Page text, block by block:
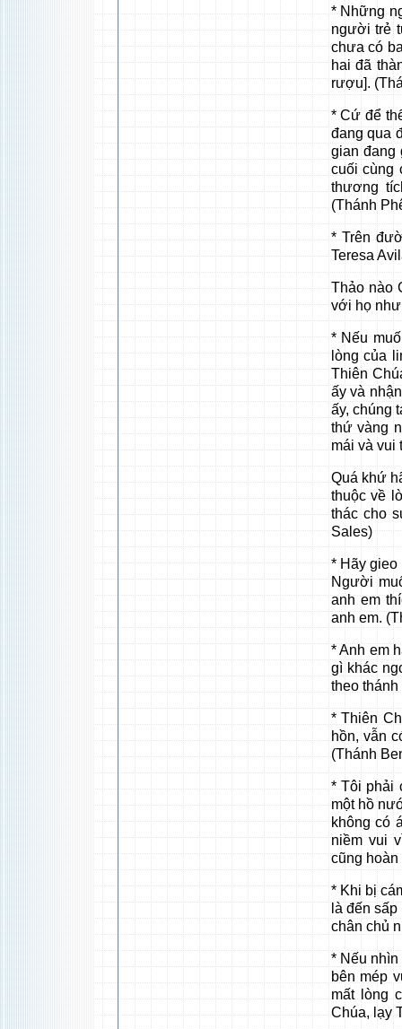
* Những
người trẻ
chưa có
hai đã
rượu].
* Cứ để
đang qua
gian đang
cuối cùng
thương
(Thánh
* Trên
Teresa
Thảo nào
với họ như
* Nếu
lòng của
Thiên
ấy và
ấy, chúng
thứ vàng
mái và vui
Quá khứ
thuộc về
thác cho
Sales)
* Hãy gieo
Người
anh em
anh em.
* Anh em
gì khác
theo
* Thiên
hồn, vẫn
(Thánh
* Tôi phải
một hồ
không có
niềm vui
cũng
* Khi bị
là đến
chân chủ
* Nếu
bên mép
mất lòng
Chúa, lạy